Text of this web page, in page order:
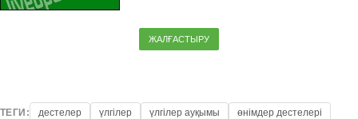
ЖАЛҒАСТЫРУ
ТЕГИ: дестелер үлгілер үлгілер ауқымы
өнімдер дестелері